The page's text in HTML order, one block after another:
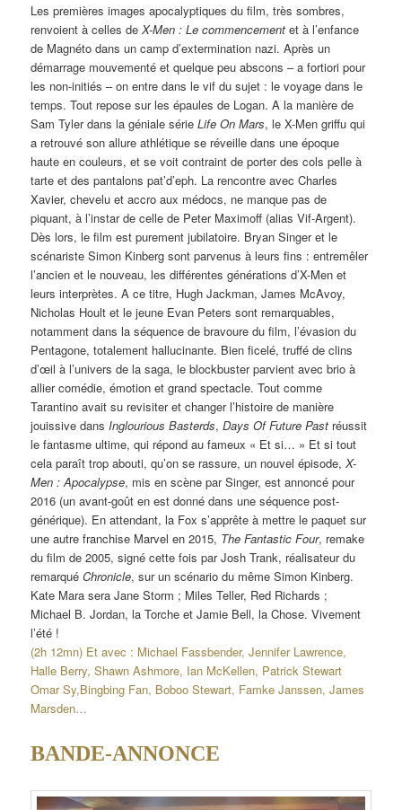
Les premières images apocalyptiques du film, très sombres,
renvoient à celles deX-Men : Le commencement et à l’enfance
de Magnéto dans un camp d’extermination nazi. Après un
démarrage mouvementé et quelque peu abscons – a fortiori pour
les non-initiés – on entre dans le vif du sujet : le voyage dans le
temps. Tout repose sur les épaules de Logan. A la manière de
Sam Tyler dans la géniale sérieLife On Mars, le X-Men griffu qui
a retrouvé son allure athlétique se réveille dans une époque
haute en couleurs, et se voit contraint de porter des cols pelle à
tarte et des pantalons pat’d’eph. La rencontre avec Charles
Xavier, chevelu et accro aux médocs, ne manque pas de
piquant, à l’instar de celle de Peter Maximoff (alias Vif-Argent).
Dès lors, le film est purement jubilatoire. Bryan Singer et le
scénariste Simon Kinberg sont parvenus à leurs fins : entremêler
l’ancien et le nouveau, les différentes générations d’X-Men et
leurs interprètes. A ce titre, Hugh Jackman, James McAvoy,
Nicholas Hoult et le jeune Evan Peters sont remarquables,
notamment dans la séquence de bravoure du film, l’évasion du
Pentagone, totalement hallucinante. Bien ficelé, truffé de clins
d’œil à l’univers de la saga, le blockbuster parvient avec brio à
allier comédie, émotion et grand spectacle. Tout comme
Tarantino avait su revisiter et changer l’histoire de manière
jouissive dans Inglourious Basterds,Days Of Future Past réussit
le fantasme ultime, qui répond au fameux « Et si… » Et si tout
cela paraît trop abouti, qu’on se rassure, un nouvel épisode,X-
Men : Apocalypse, mis en scène par Singer, est annoncé pour
2016 (un avant-goût en est donné dans une séquence post-
générique). En attendant, la Fox s’apprête à mettre le paquet sur
une autre franchise Marvel en 2015, The Fantastic Four, remake
du film de 2005, signé cette fois par Josh Trank, réalisateur du
remarquéChronicle, sur un scénario du même Simon Kinberg.
Kate Mara sera Jane Storm ; Miles Teller, Red Richards ;
Michael B. Jordan, la Torche et Jamie Bell, la Chose. Vivement
l’été !
(2h 12mn) Et avec : Michael Fassbender, Jennifer Lawrence,
Halle Berry, Shawn Ashmore, Ian McKellen, Patrick Stewart
Omar Sy,Bingbing Fan, Boboo Stewart, Famke Janssen, James
Marsden…
BANDE-ANNONCE